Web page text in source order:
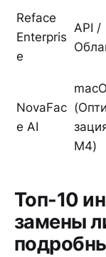
Reface
Enterpris
e
API /
NovaFac
e AI
M4)
Топ-10
замены